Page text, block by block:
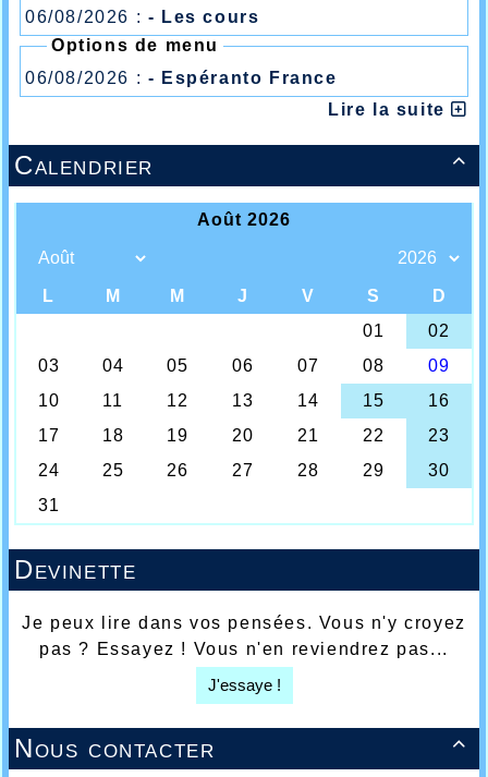
06/08/2026 : - Les cours
Options de menu
06/08/2026 : - Espéranto France
Lire la suite

Calendrier
Devinette
Je peux lire dans vos pensées. Vous n'y croyez
pas ? Essayez ! Vous n'en reviendrez pas...
J'essaye !

Nous contacter